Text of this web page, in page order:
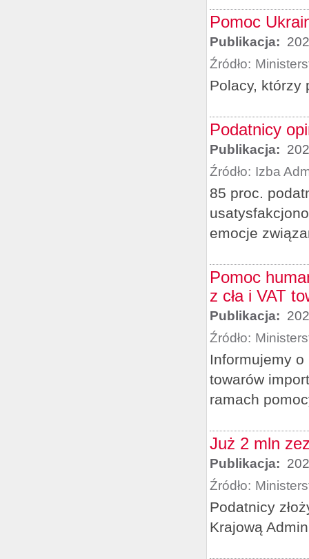
Pomoc
Publikacja:
Źródło:
Polacy, którzy
Podatnicy
Publikacja:
Źródło: Izba
85 proc.
emocje
Pomoc
z cła i VAT
Publikacja:
Źródło:
Informujemy o
towarów
ramach
Już 2 mln
Publikacja:
Źródło:
Podatnicy
Krajową